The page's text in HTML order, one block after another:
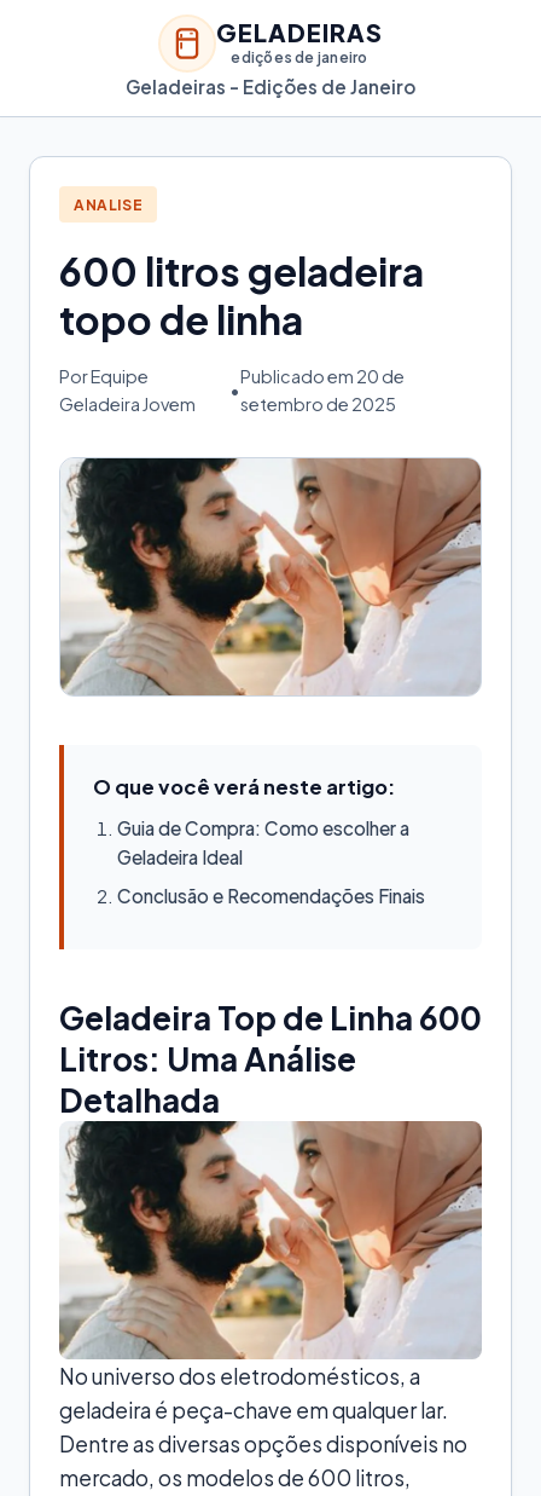
GELADEIRAS
edições de janeiro
Geladeiras - Edições de Janeiro
ANALISE
600 litros geladeira
topo de linha
Por Equipe
Geladeira Jovem
•
Publicado em 20 de
setembro de 2025
O que você verá neste artigo:
Guia de Compra: Como escolher a
Geladeira Ideal
Conclusão e Recomendações Finais
Geladeira Top de Linha 600
Litros: Uma Análise
Detalhada
No universo dos eletrodomésticos, a
geladeira é peça-chave em qualquer lar.
Dentre as diversas opções disponíveis no
mercado, os modelos de 600 litros,